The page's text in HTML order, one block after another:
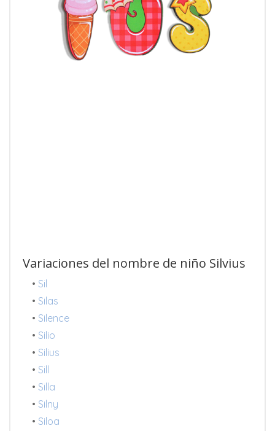
Variaciones del nombre de niño Silvius
• Sil
• Silas
• Silence
• Silio
• Silius
• Sill
• Silla
• Silny
• Siloa